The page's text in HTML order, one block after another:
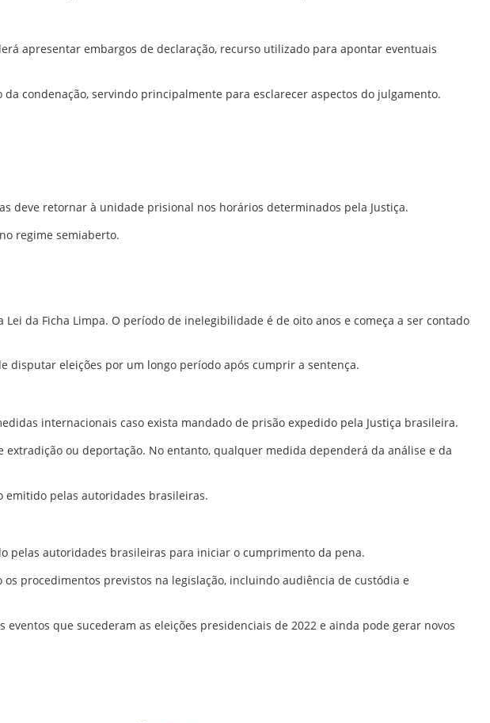
apresentar embargos de declaração, recurso utilizado para apontar eventuais
condenação, servindo principalmente para esclarecer aspectos do julgamento.
deve retornar à unidade prisional nos horários determinados pela Justiça.
regime semiaberto.
da Ficha Limpa. O período de inelegibilidade é de oito anos e começa a ser contado
disputar eleições por um longo período após cumprir a sentença.
internacionais caso exista mandado de prisão expedido pela Justiça brasileira.
ou deportação. No entanto, qualquer medida dependerá da análise e da
emitido pelas autoridades brasileiras.
pelas autoridades brasileiras para iniciar o cumprimento da pena.
procedimentos previstos na legislação, incluindo audiência de custódia e
que sucederam as eleições presidenciais de 2022 e ainda pode gerar novos